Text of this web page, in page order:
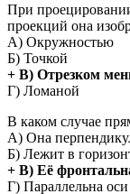
При
проекций она
А) Окружностью
Б) Точкой
+ В) Отрезком
Г) Ломаной
В каком случае
А) Она
Б) Лежит в
+ В) Её
Г) Параллельна